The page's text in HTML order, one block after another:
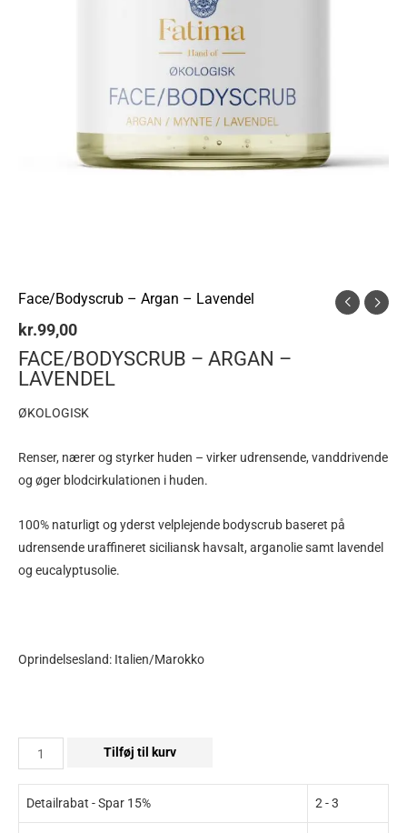
Face/Bodyscrub – Argan – Lavendel
kr.99,00
FACE/BODYSCRUB – ARGAN –
LAVENDEL
ØKOLOGISK
Renser, nærer og styrker huden – virker udrensende, vanddrivende
og øger blodcirkulationen i huden.
100% naturligt og yderst velplejende bodyscrub baseret på
udrensende uraffineret siciliansk havsalt, arganolie samt lavendel
og eucalyptusolie.
Oprindelsesland: Italien/Marokko
Tilføj til kurv
Detailrabat - Spar 15% 2 - 3